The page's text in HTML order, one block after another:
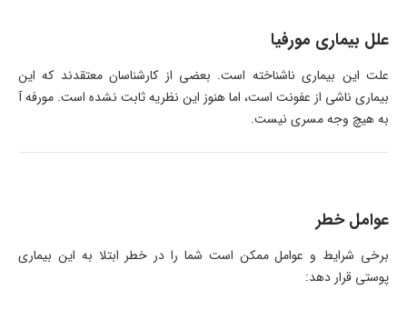
علل بیماری مورفیا
علت این بیماری ناشناخته است. بعضی از کارشناسان معتقدند که این
بیماری ناشی از عفونت است، اما هنوز این نظریه ثابت نشده است. مورفه آ
به هیچ وجه مسری نیست.
عوامل خطر
برخی شرایط و عوامل ممکن است شما را در خطر ابتلا به این بیماری
پوستی قرار دهد: